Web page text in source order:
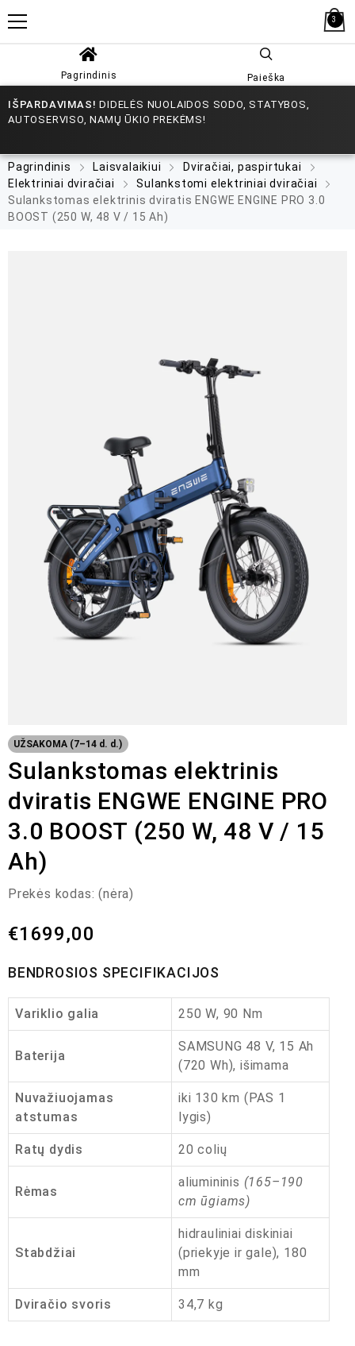
3
Pagrindinis Paieška
IŠPARDAVIMAS! DIDELĖS NUOLAIDOS SODO, STATYBOS,
AUTOSERVISO, NAMŲ ŪKIO PREKĖMS!
Pagrindinis Laisvalaikiui
Dviračiai, paspirtukai
Elektriniai dviračiai
Sulankstomi elektriniai dviračiai
Sulankstomas elektrinis dviratis ENGWE ENGINE PRO 3.0
BOOST (250 W, 48 V / 15 Ah)
UŽSAKOMA (7–14 d. d.)
Sulankstomas elektrinis
dviratis ENGWE ENGINE PRO
3.0 BOOST (250 W, 48 V / 15
Ah)
Prekės kodas: (nėra)
€1699,00
BENDROSIOS SPECIFIKACIJOS
Variklio galia 250 W, 90 Nm
Baterija
SAMSUNG 48 V, 15 Ah
(720 Wh), išimama
Nuvažiuojamas
atstumas
iki 130 km (PAS 1
lygis)
Ratų dydis 20 colių
Rėmas
aliumininis (165–190
cm ūgiams)
Stabdžiai
hidrauliniai diskiniai
(priekyje ir gale), 180
mm
Dviračio svoris 34,7 kg